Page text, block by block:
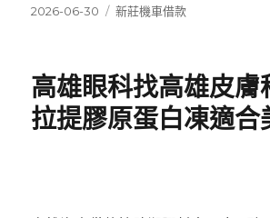
發
2026-06-30
分
新莊機車借款
高雄眼科找高雄皮膚
拉提膠原蛋白凍適合